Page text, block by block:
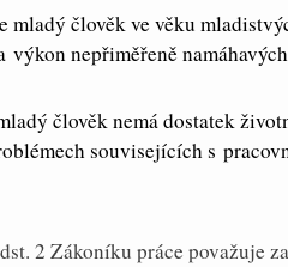
mladý člověk ve věku
nepřiměřeně
člověk nemá dostatek
souvisejících s
2 Zákoníku práce považuje